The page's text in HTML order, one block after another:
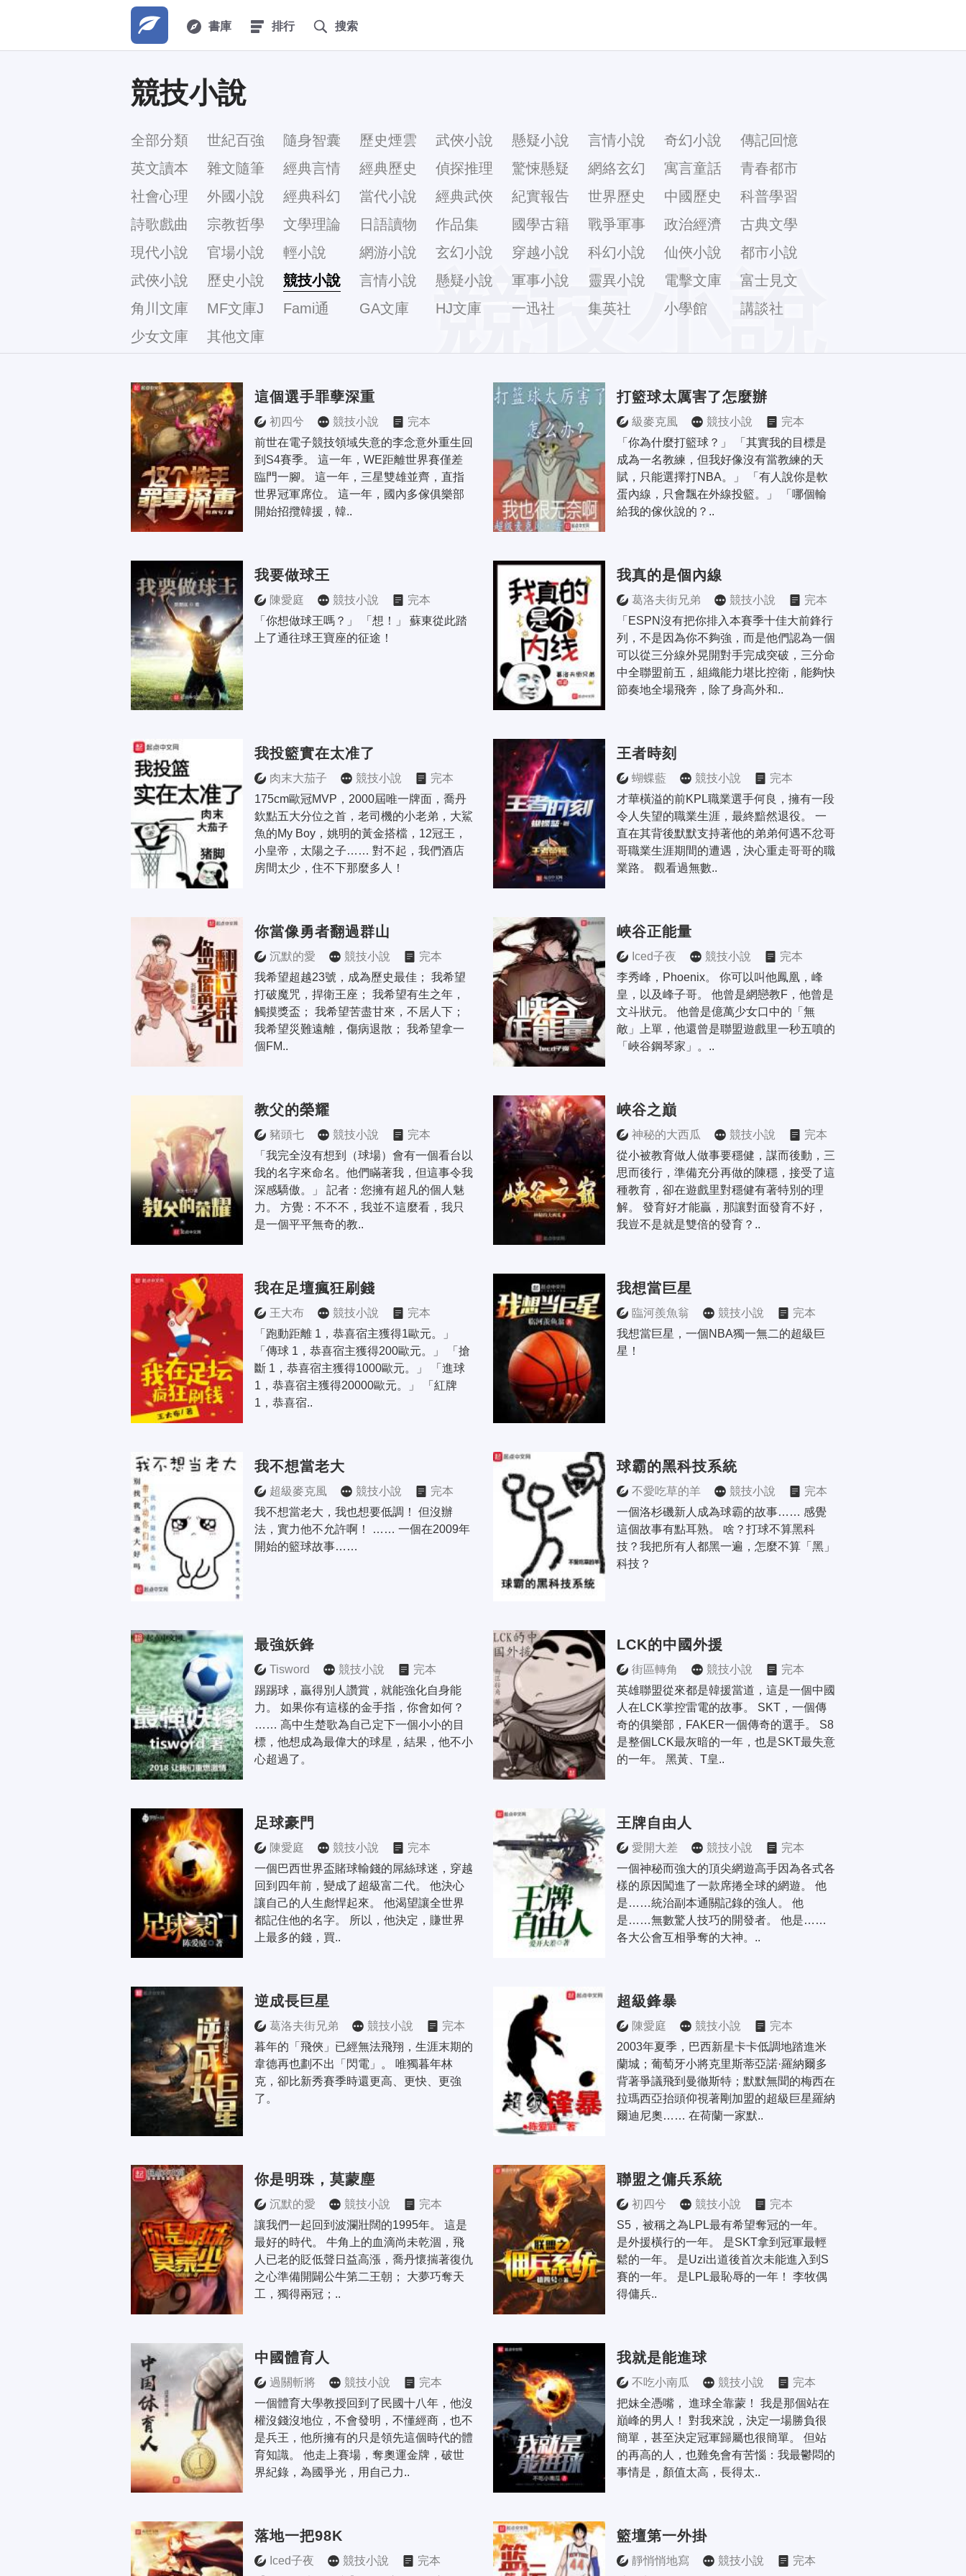
書庫 排行 搜索
競技小說
競技小說
全部分類 世紀百強 隨身智囊 歷史煙雲 武俠小說 懸疑小說 言情小說 奇幻小說
傳記回憶
英文讀本
雜文隨筆 經典言情 經典歷史 偵探推理 驚悚懸疑 網絡玄幻 寓言童話
青春都市
社會心理
外國小說 經典科幻 當代小說 經典武俠 紀實報告 世界歷史 中國歷史
科普學習
詩歌戲曲
宗教哲學 文學理論 日語讀物 作品集 國學古籍 戰爭軍事 政治經濟
古典文學
現代小說
官場小說 輕小說 網游小說 玄幻小說 穿越小說 科幻小說 仙俠小說
都市小說
武俠小說
歷史小說 競技小說 言情小說 懸疑小說 軍事小說 靈異小說 電擊文庫
富士見文
庫
角川文庫 MF文庫J
Fami通
GA文庫 HJ文庫 一迅社 集英社 小學館
講談社
少女文庫
其他文庫
這個選手罪孽深重
初四兮 競技小說
完本
前世在電子競技領域失意的李念意外重生回
到S4賽季。 這一年，WE距離世界賽僅差
臨門一腳。 這一年，三星雙雄並齊，直指
世界冠軍席位。 這一年，國內多傢俱樂部
開始招攬韓援，韓..
打籃球太厲害了怎麼辦
級麥克風 競技小說
完本
「你為什麼打籃球？」 「其實我的目標是
成為一名教練，但我好像沒有當教練的天
賦，只能選擇打NBA。」 「有人說你是軟
蛋內線，只會飄在外線投籃。」 「哪個輸
給我的傢伙說的？..
我要做球王
陳愛庭 競技小說
完本
「你想做球王嗎？」 「想！」 蘇東從此踏
上了通往球王寶座的征途！
我真的是個內線
葛洛夫街兄弟 競技小說
完本
「ESPN沒有把你排入本賽季十佳大前鋒行
列，不是因為你不夠強，而是他們認為一個
可以從三分線外晃開對手完成突破，三分命
中全聯盟前五，組織能力堪比控衛，能夠快
節奏地全場飛奔，除了身高外和..
我投籃實在太准了
肉末大茄子 競技小說
完本
175cm歐冠MVP，2000屆唯一牌面，喬丹
欽點五大分位之首，老司機的小老弟，大鯊
魚的My Boy，姚明的黃金搭檔，12冠王，
小皇帝，太陽之子…… 對不起，我們酒店
房間太少，住不下那麼多人！
王者時刻
蝴蝶藍 競技小說
完本
才華橫溢的前KPL職業選手何良，擁有一段
令人失望的職業生涯，最終黯然退役。 一
直在其背後默默支持著他的弟弟何遇不忿哥
哥職業生涯期間的遭遇，決心重走哥哥的職
業路。 觀看過無數..
你當像勇者翻過群山
沉默的愛 競技小說
完本
我希望超越23號，成為歷史最佳； 我希望
打破魔咒，捍衛王座； 我希望有生之年，
觸摸獎盃； 我希望苦盡甘來，不居人下；
我希望災難遠離，傷病退散； 我希望拿一
個FM..
峽谷正能量
Iced子夜 競技小說
完本
李秀峰，Phoenix。 你可以叫他鳳凰，峰
皇，以及峰子哥。 他曾是網戀教F，他曾是
文斗狀元。 他曾是億萬少女口中的「無
敵」上單，他還曾是聯盟遊戲里一秒五噴的
「峽谷鋼琴家」。..
教父的榮耀
豬頭七 競技小說
完本
「我完全沒有想到（球場）會有一個看台以
我的名字來命名。他們瞞著我，但這事令我
深感驕傲。」 記者：您擁有超凡的個人魅
力。 方覺：不不不，我並不這麼看，我只
是一個平平無奇的教..
峽谷之巔
神秘的大西瓜 競技小說
完本
從小被教育做人做事要穩健，謀而後動，三
思而後行，準備充分再做的陳穩，接受了這
種教育，卻在遊戲里對穩健有著特別的理
解。 發育好才能贏，那讓對面發育不好，
我豈不是就是雙倍的發育？..
我在足壇瘋狂刷錢
王大布 競技小說
完本
「跑動距離 1，恭喜宿主獲得1歐元。」
「傳球 1，恭喜宿主獲得200歐元。」 「搶
斷 1，恭喜宿主獲得1000歐元。」 「進球
1，恭喜宿主獲得20000歐元。」 「紅牌
1，恭喜宿..
我想當巨星
臨河羨魚翁 競技小說
完本
我想當巨星，一個NBA獨一無二的超級巨
星！
我不想當老大
超級麥克風 競技小說
完本
我不想當老大，我也想要低調！ 但沒辦
法，實力他不允許啊！ …… 一個在2009年
開始的籃球故事……
球霸的黑科技系統
不愛吃草的羊 競技小說
完本
一個洛杉磯新人成為球霸的故事…… 感覺
這個故事有點耳熟。 啥？打球不算黑科
技？我把所有人都黑一遍，怎麼不算「黑」
科技？
最強妖鋒
Tisword 競技小說
完本
踢踢球，贏得別人讚賞，就能強化自身能
力。 如果你有這樣的金手指，你會如何？
…… 高中生楚歌為自己定下一個小小的目
標，他想成為最偉大的球星，結果，他不小
心超過了。
LCK的中國外援
街區轉角 競技小說
完本
英雄聯盟從來都是韓援當道，這是一個中國
人在LCK掌控雷電的故事。 SKT，一個傳
奇的俱樂部，FAKER一個傳奇的選手。 S8
是整個LCK最灰暗的一年，也是SKT最失意
的一年。 黑黃、T皇..
足球豪門
陳愛庭 競技小說
完本
一個巴西世界盃賭球輸錢的屌絲球迷，穿越
回到四年前，變成了超級富二代。 他決心
讓自己的人生彪悍起來。 他渴望讓全世界
都記住他的名字。 所以，他決定，賺世界
上最多的錢，買..
王牌自由人
愛開大差 競技小說
完本
一個神秘而強大的頂尖網遊高手因為各式各
樣的原因闖進了一款席捲全球的網遊。 他
是……統治副本通關記錄的強人。 他
是……無數驚人技巧的開發者。 他是……
各大公會互相爭奪的大神。..
逆成長巨星
葛洛夫街兄弟 競技小說
完本
暮年的「飛俠」已經無法飛翔，生涯末期的
韋德再也劃不出「閃電」。 唯獨暮年林
克，卻比新秀賽季時還更高、更快、更強
了。
超級鋒暴
陳愛庭 競技小說
完本
2003年夏季，巴西新星卡卡低調地踏進米
蘭城；葡萄牙小將克里斯蒂亞諾·羅納爾多
背著爭議飛到曼徹斯特；默默無聞的梅西在
拉瑪西亞抬頭仰視著剛加盟的超級巨星羅納
爾迪尼奧…… 在荷蘭一家默..
你是明珠，莫蒙塵
沉默的愛 競技小說
完本
讓我們一起回到波瀾壯闊的1995年。 這是
最好的時代。 牛角上的血滴尚未乾涸，飛
人已老的貶低聲日益高漲，喬丹懷揣著復仇
之心準備開闢公牛第二王朝； 大夢巧奪天
工，獨得兩冠；..
聯盟之傭兵系統
初四兮 競技小說
完本
S5，被稱之為LPL最有希望奪冠的一年。
是外援橫行的一年。 是SKT拿到冠軍最輕
鬆的一年。 是Uzi出道後首次未能進入到S
賽的一年。 是LPL最恥辱的一年！ 李牧偶
得傭兵..
中國體育人
過關斬將 競技小說
完本
一個體育大學教授回到了民國十八年，他沒
權沒錢沒地位，不會發明，不懂經商，也不
是兵王，他所擁有的只是領先這個時代的體
育知識。 他走上賽場，奪奧運金牌，破世
界紀錄，為國爭光，用自己力..
我就是能進球
不吃小南瓜 競技小說
完本
把妹全憑嘴， 進球全靠蒙！ 我是那個站在
巔峰的男人！ 對我來說，決定一場勝負很
簡單，甚至決定冠軍歸屬也很簡單。 但站
的再高的人，也難免會有苦惱：我最鬱悶的
事情是，顏值太高，長得太..
落地一把98K
Iced子夜 競技小說
完本
籃壇第一外掛
靜悄悄地寫 競技小說
完本